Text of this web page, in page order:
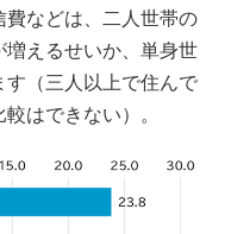
などは、二人世帯の
えるせいか、単身世
（三人以上で住んで
はできない）。